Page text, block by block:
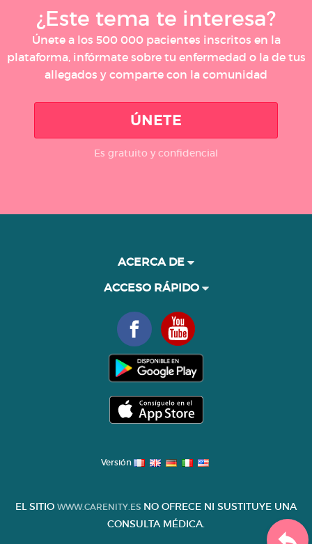
¿Este tema te interesa?
Únete a los 500 000 pacientes inscritos en la
plataforma, infórmate sobre tu enfermedad o la de tus
allegados y comparte con la comunidad
ÚNETE
Es gratuito y confidencial
ACERCA DE
ACCESO RÁPIDO
Versión
EL SITIO WWW.CARENITY.ES NO OFRECE NI SUSTITUYE UNA
CONSULTA MÉDICA.